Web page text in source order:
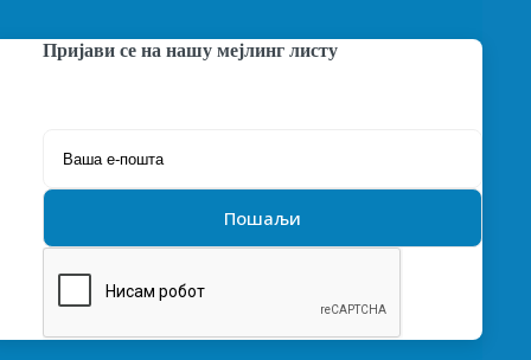
Пријави се на нашу мејлинг листу